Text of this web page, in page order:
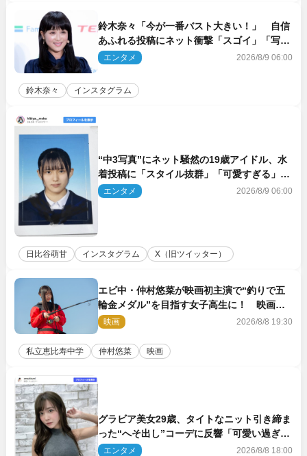
鈴木奈々「今が一番バスト大きい！」 自信
あふれる投稿にネット衝撃「スゴイ」「写真
集を出して欲しい」
エンタメ 2026/8/9 06:00
鈴木奈々 インスタグラム
“中3写真”にネット騒然の19歳アイドル、水
着投稿に「スタイル抜群」「可愛すぎる」と
絶賛の声
エンタメ 2026/8/9 06:00
日比谷萌甘 インスタグラム X（旧ツイッター）
エビ中・仲村悠菜が映画初主演で“釣りで五
輪金メダル”を目指す女子高生に！ 映画
『つりこまち』今秋公開
映画 2026/8/8 19:30
私立恵比寿中学 仲村悠菜 映画
グラビア美女29歳、タイトなニット引き締ま
った“へそ出し”コーデに反響「可愛い過ぎ
る」
エンタメ 2026/8/8 18:00